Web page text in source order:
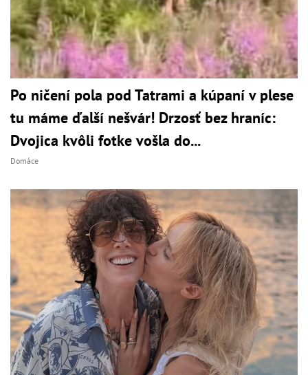
Po ničení pola pod Tatrami a kúpaní v plese
tu máme ďalší nešvár! Drzosť bez hraníc:
Dvojica kvôli fotke vošla do...
Domáce